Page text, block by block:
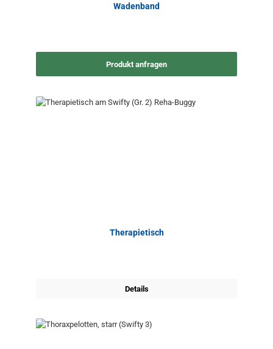
Wadenband
Produkt anfragen
Therapietisch
Details